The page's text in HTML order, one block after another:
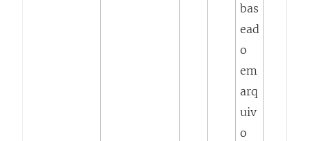
bas
ead
o
em
arq
uiv
o